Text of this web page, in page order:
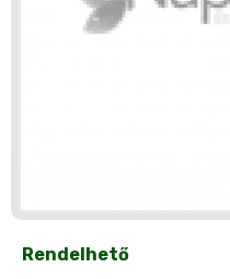
Rendelhető